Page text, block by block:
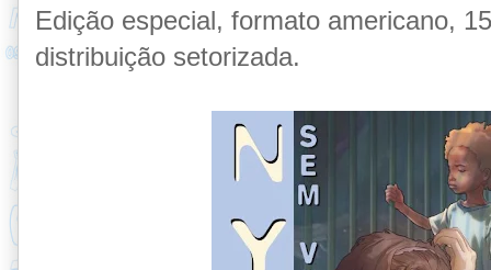
Edição especial, formato americano,
distribuição setorizada.